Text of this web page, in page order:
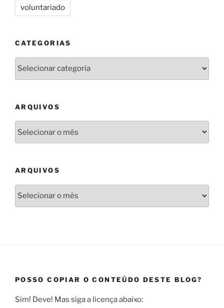
voluntariado
CATEGORIAS
ARQUIVOS
ARQUIVOS
POSSO COPIAR O CONTEÚDO DESTE BLOG?
Sim! Deve! Mas siga a licença abaixo: